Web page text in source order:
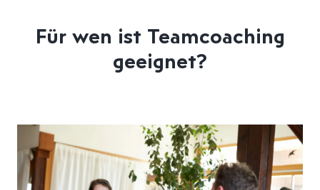
Für wen ist Teamcoaching
geeignet?